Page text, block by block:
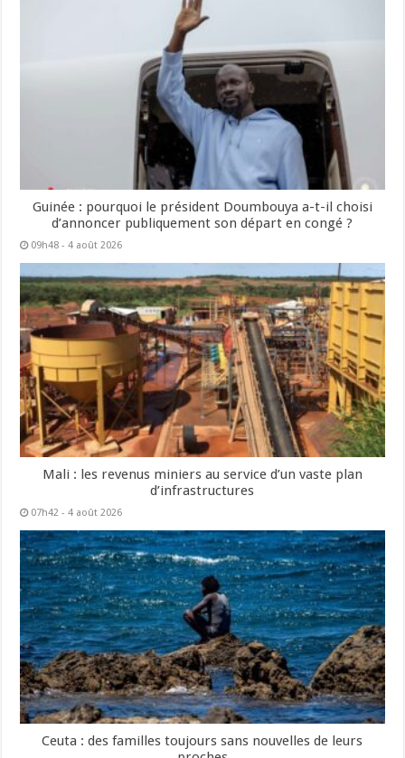
Guinée : pourquoi le président Doumbouya a-t-il choisi
d’annoncer publiquement son départ en congé ?
09h48 - 4 août 2026
Mali : les revenus miniers au service d’un vaste plan
d’infrastructures
07h42 - 4 août 2026
Ceuta : des familles toujours sans nouvelles de leurs